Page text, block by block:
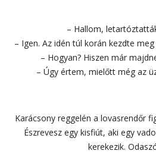
– Hallom,
– Igen. Az idén túl korán kezdte
– Hogyan? Hiszen már
– Úgy értem, mielőtt még az
Karácsony reggelén a lovasrendőr
Észrevesz egy kisfiút, aki egy
kerekezik.